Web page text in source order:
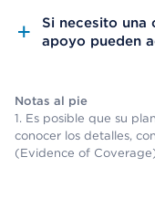
Si necesito una
apoyo pueden
Notas al pie
1. Es posible que su
conocer los detalles,
(Evidence of